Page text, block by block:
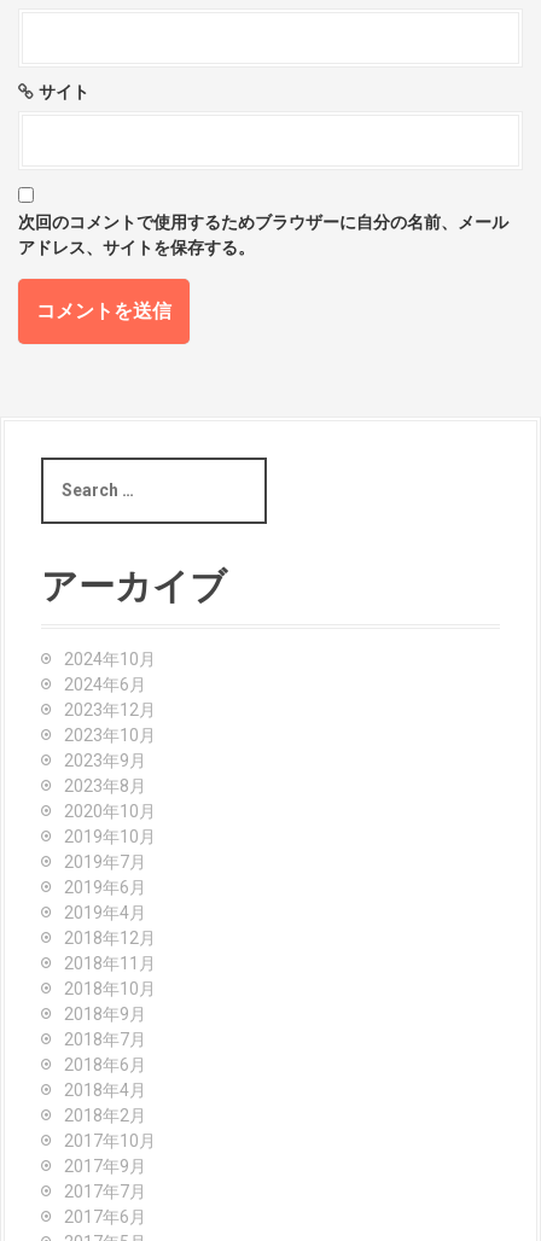
サイト
次回のコメントで使用するためブラウザーに自分の名前、メール
アドレス、サイトを保存する。
a
c
h
アーカイブ
2024年10月
2024年6月
2023年12月
2023年10月
2023年9月
2023年8月
2020年10月
2019年10月
2019年7月
2019年6月
2019年4月
2018年12月
2018年11月
2018年10月
2018年9月
2018年7月
2018年6月
2018年4月
2018年2月
2017年10月
2017年9月
2017年7月
2017年6月